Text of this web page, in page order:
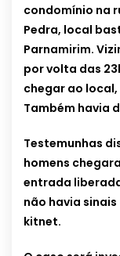
condomínio na
Pedra, local
Parnamirim.
por volta das
chegar ao
Também havia
Testemunhas
homens
entrada
não havia
kitnet.